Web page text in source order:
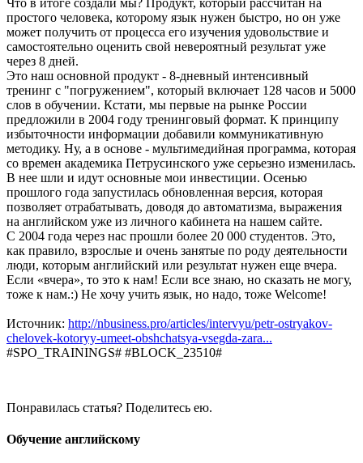
Что в итоге создали мы? Продукт, который рассчитан на
простого человека, которому язык нужен быстро, но он уже
может получить от процесса его изучения удовольствие и
самостоятельно оценить свой невероятный результат уже
через 8 дней.
Это наш основной продукт - 8-дневный интенсивный
тренинг с "погружением", который включает 128 часов и 5000
слов в обучении. Кстати, мы первые на рынке России
предложили в 2004 году тренинговый формат. К принципу
избыточности информации добавили коммуникативную
методику. Ну, а в основе - мультимедийная программа, которая
со времен академика Петрусинского уже серьезно изменилась.
В нее шли и идут основные мои инвестиции. Осенью
прошлого года запустилась обновленная версия, которая
позволяет отрабатывать, доводя до автоматизма, выражения
на английском уже из личного кабинета на нашем сайте.
С 2004 года через нас прошли более 20 000 студентов. Это,
как правило, взрослые и очень занятые по роду деятельности
люди, которым английский или результат нужен еще вчера.
Если «вчера», то это к нам! Если все знаю, но сказать не могу,
тоже к нам.:) Не хочу учить язык, но надо, тоже Welcome!
Источник: http://nbusiness.pro/articles/intervyu/petr-ostryakov-
chelovek-kotoryy-umeet-obshchatsya-vsegda-zara...
#SPO_TRAININGS# #BLOCK_23510#
Понравилась статья? Поделитесь ею.
Обучение английскому